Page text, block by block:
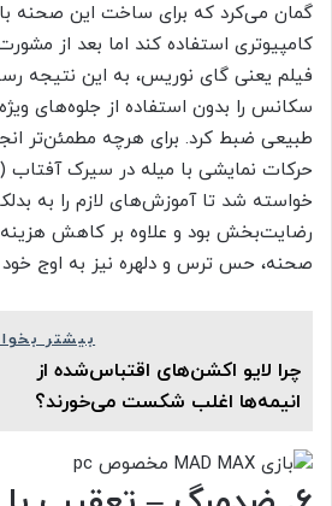
گمان می‌کرد که برای ساخت این صحنه
کامپیوتری استفاده کند اما بعد از
فیلم یعنی گای نوریس، به این نتیجه
سکانس را بدون استفاده از جلوه‌های
طبیعی ضبط کرد. برای هرچه مطمئن‌تر
خواسته شد تا آموزش‌های لازم را به
رضایت‌بخش بود و علاوه بر کاهش
صحنه، حس ترس و دلهره‌ نیز به اوج
بیشتر
چرا لایو اکشن‌‌های اقتباس‌شده از
انیمه‌ها اغلب شکست می‌خورند؟